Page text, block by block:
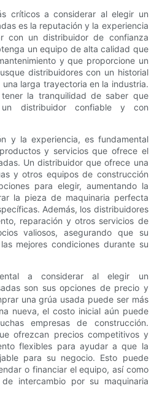
críticos a considerar al elegir un
es la reputación y la experiencia
con un distribuidor de confianza
un equipo de alta calidad que
y que proporcione un
distribuidores con un historial
larga trayectoria en la industria.
la tranquilidad de saber que
distribuidor confiable y con
y la experiencia, es fundamental
y servicios que ofrece el
Un distribuidor que ofrece una
y otros equipos de construcción
para elegir, aumentando la
la pieza de maquinaria perfecta
Además, los distribuidores
reparación y otros servicios de
valiosos, asegurando que su
mejores condiciones durante su
a considerar al elegir un
son sus opciones de precio y
una grúa usada puede ser más
nueva, el costo inicial aún puede
empresas de construcción.
ofrezcan precios competitivos y
flexibles para ayudar a que la
para su negocio. Esto puede
o financiar el equipo, así como
intercambio por su maquinaria